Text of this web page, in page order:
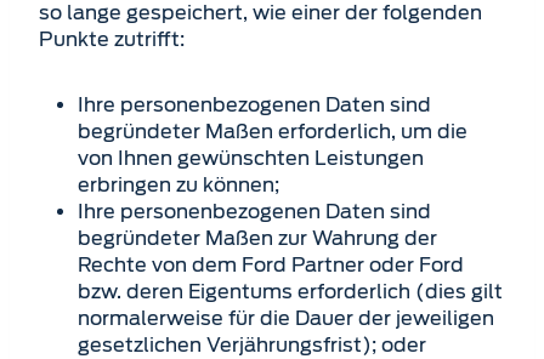
so lange gespeichert, wie einer der folgenden
Punkte zutrifft:
Ihre personenbezogenen Daten sind
begründeter Maßen erforderlich, um die
von Ihnen gewünschten Leistungen
erbringen zu können;
Ihre personenbezogenen Daten sind
begründeter Maßen zur Wahrung der
Rechte von dem Ford Partner oder Ford
bzw. deren Eigentums erforderlich (dies gilt
normalerweise für die Dauer der jeweiligen
gesetzlichen Verjährungsfrist); oder